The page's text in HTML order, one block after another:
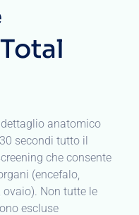
dettaglio anatomico
secondi tutto il
che consente
(encefalo,
ovaio). Non tutte le
escluse